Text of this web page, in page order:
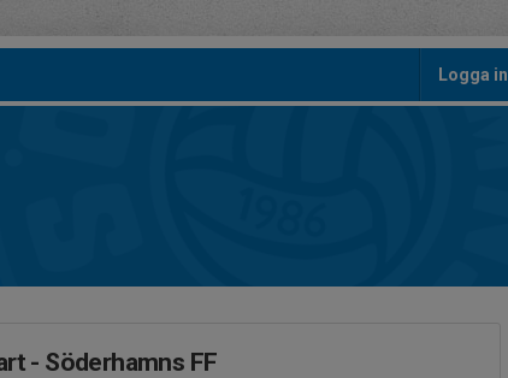
Logga in
- Söderhamns FF